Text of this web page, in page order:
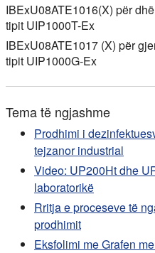
IBExU08ATE1016(X) për
tipit UIP1000T-Ex
IBExU08ATE1017 (X) për
tipit UIP1000G-Ex
Tema të ngjashme
Prodhimi i
tejzanor industrial
Video: UP200Ht dhe
laboratorikë
Rritja e proceseve të
prodhimit
Eksfolimi me Grafen